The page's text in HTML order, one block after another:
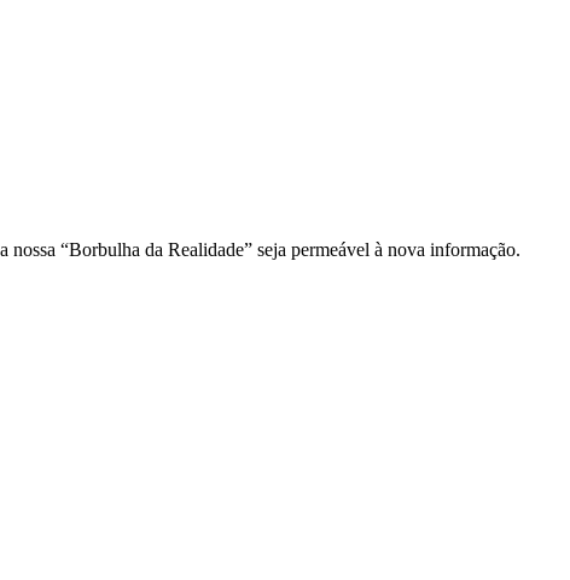
“Borbulha da Realidade” seja permeável à nova informação.